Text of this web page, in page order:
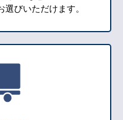
びいただけます。